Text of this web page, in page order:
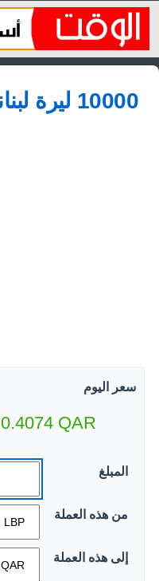
الليرة السورية
الجنيه المصري
10000 ليرة لبنانية كم ريال قطري
سعر اليوم
0.4074 QAR
المبلغ
من هذه العملة
إلى هذه العملة